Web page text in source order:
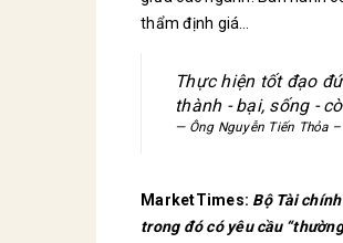
thẩm định giá…
Thực hiện tốt đạo
thành - bại, sống -
Ông Nguyễn Tiến Thỏa
MarketTimes: Bộ Tài
trong đó có yêu cầu